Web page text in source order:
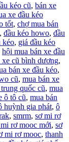
kéo cũ, bán xe
xe đầu kéo
tốt, chợ mua bán
, đầu kéo howo, đầu
kéo, giá đầu kéo
hội mua bán xe đầu
xe cũ bình dương,
bán xe đầu kéo,
cũ, mua bán xe
quốc cũ, mua
ô tô cũ, mua bán
huỳnh gia phát, ô
, smrm, sơ mi rơ
rơ mooc mới, sơ
mi rơ mooc, thanh